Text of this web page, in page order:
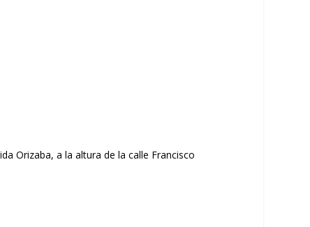
Orizaba, a la altura de la calle Francisco